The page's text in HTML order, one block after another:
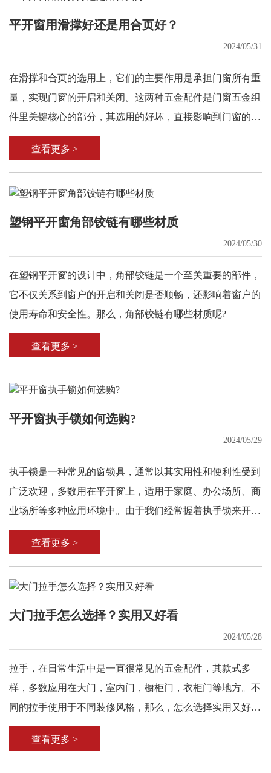
平开窗用滑撑好还是用合页好？
2024/05/31
在滑撑和合页的选用上，它们的主要作用是承担门窗所有重
量，实现门窗的开启和关闭。这两种五金配件是门窗五金组
件里关键核心的部分，其选用的好坏，直接影响到门窗的安
全性。
查看更多 >
塑钢平开窗角部铰链有哪些材质
2024/05/30
在塑钢平开窗的设计中，角部铰链是一个至关重要的部件，
它不仅关系到窗户的开启和关闭是否顺畅，还影响着窗户的
使用寿命和安全性。那么，角部铰链有哪些材质呢?
查看更多 >
平开窗执手锁如何选购?
2024/05/29
执手锁是一种常见的窗锁具，通常以其实用性和便利性受到
广泛欢迎，多数用在平开窗上，适用于家庭、办公场所、商
业场所等多种应用环境中。由于我们经常握着执手锁来开闭
窗户，其质量的好坏直接影响到平开窗的使用寿命。
查看更多 >
大门拉手怎么选择？实用又好看
2024/05/28
拉手，在日常生活中是一直很常见的五金配件，其款式多
样，多数应用在大门，室内门，橱柜门，衣柜门等地方。不
同的拉手使用于不同装修风格，那么，怎么选择实用又好看
的大门拉手呢?
查看更多 >